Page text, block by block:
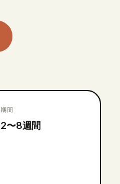
期間
2〜8週間